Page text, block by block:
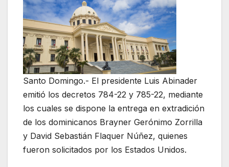
Santo Domingo.- El presidente Luis Abinader
emitió los decretos 784-22 y 785-22, mediante
los cuales se dispone la entrega en extradición
de los dominicanos Brayner Gerónimo Zorrilla
y David Sebastián Flaquer Núñez, quienes
fueron solicitados por los Estados Unidos.